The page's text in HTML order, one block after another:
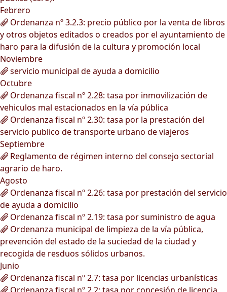
Febrero
Ordenanza nº 3.2.3: precio público por la venta de libros
y otros objetos editados o creados por el ayuntamiento de
haro para la difusión de la cultura y promoción local
Noviembre
servicio municipal de ayuda a domicilio
Octubre
Ordenanza fiscal nº 2.28: tasa por inmovilización de
vehiculos mal estacionados en la vía pública
Ordenanza fiscal nº 2.30: tasa por la prestación del
servicio publico de transporte urbano de viajeros
Septiembre
Reglamento de régimen interno del consejo sectorial
agrario de haro.
Agosto
Ordenanza fiscal nº 2.26: tasa por prestación del servicio
de ayuda a domicilio
Ordenanza fiscal nº 2.19: tasa por suministro de agua
Ordenanza municipal de limpieza de la vía pública,
prevención del estado de la suciedad de la ciudad y
recogida de resduos sólidos urbanos.
Junio
Ordenanza fiscal nº 2.7: tasa por licencias urbanísticas